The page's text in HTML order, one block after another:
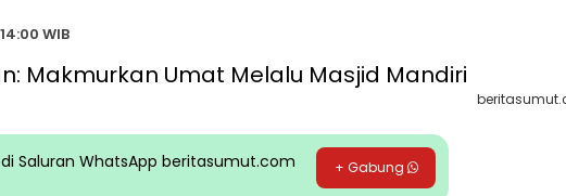
WIB
di Saluran WhatsApp beritasumut.com + Gabung